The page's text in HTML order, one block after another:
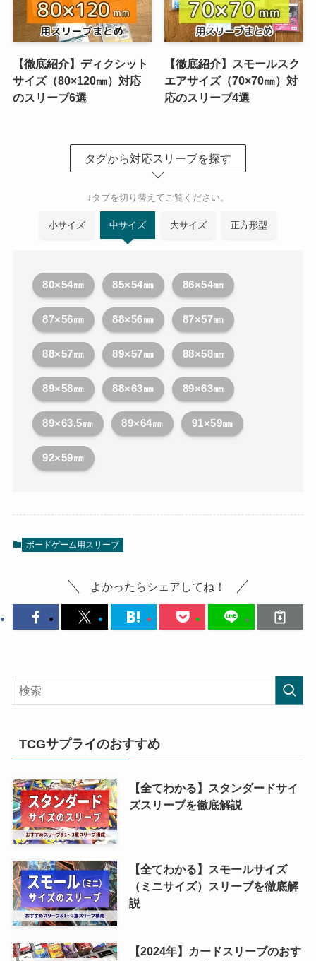
【徹底紹介】ディクシット
サイズ（80×120㎜）対応
のスリーブ6選
【徹底紹介】スモールスク
エアサイズ（70×70㎜）対
応のスリーブ4選
タグから対応スリーブを探す
↓タブを切り替えてご覧ください。
小サイズ 中サイズ 大サイズ 正方形型
80×54㎜ 85×54㎜ 86×54㎜
87×56㎜ 88×56㎜ 87×57㎜
88×57㎜ 89×57㎜ 88×58㎜
89×58㎜ 88×63㎜ 89×63㎜
89×63.5㎜ 89×64㎜ 91×59㎜
92×59㎜
ボードゲーム用スリーブ
よかったらシェアしてね！
TCGサプライのおすすめ
【全てわかる】スタンダードサイ
ズスリーブを徹底解説
【全てわかる】スモールサイズ
（ミニサイズ）スリーブを徹底解
説
【2024年】カードスリーブのおす